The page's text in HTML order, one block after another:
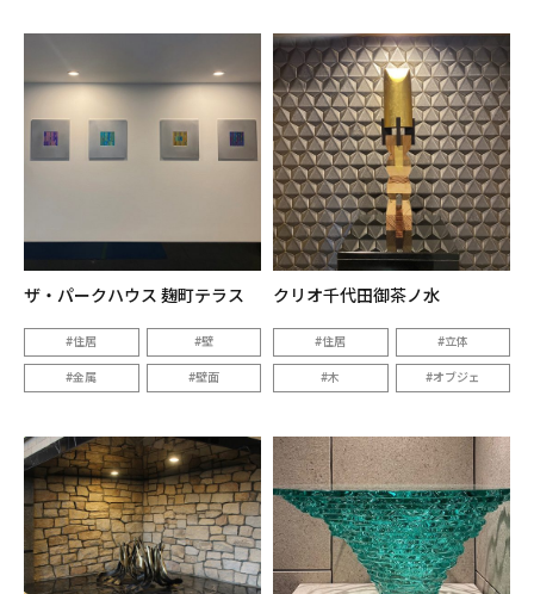
ザ・パークハウス 麹町テラス
住居 壁
金属 壁面
クリオ千代田御茶ノ水
住居 立体
木 オブジェ